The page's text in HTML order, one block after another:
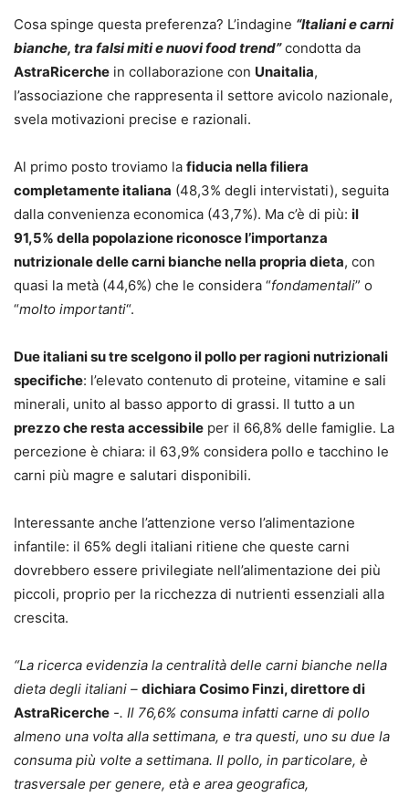
Cosa spinge questa preferenza? L’indagine “Italiani e carni
bianche, tra falsi miti e nuovi food trend”condotta da
AstraRicerche in collaborazione con Unaitalia,
l’associazione che rappresenta il settore avicolo nazionale,
svela motivazioni precise e razionali.
Al primo posto troviamo la fiducia nella filiera
completamente italiana (48,3% degli intervistati), seguita
dalla convenienza economica (43,7%). Ma c’è di più: il
91,5% della popolazione riconosce l’importanza
nutrizionale delle carni bianche nella propria dieta, con
quasi la metà (44,6%) che le considera “fondamentali” o
“molto importanti“.
Due italiani su tre scelgono il pollo per ragioni nutrizionali
specifiche: l’elevato contenuto di proteine, vitamine e sali
minerali, unito al basso apporto di grassi. Il tutto a un
prezzo che resta accessibile per il 66,8% delle famiglie. La
percezione è chiara: il 63,9% considera pollo e tacchino le
carni più magre e salutari disponibili.
Interessante anche l’attenzione verso l’alimentazione
infantile: il 65% degli italiani ritiene che queste carni
dovrebbero essere privilegiate nell’alimentazione dei più
piccoli, proprio per la ricchezza di nutrienti essenziali alla
crescita.
“La ricerca evidenzia la centralità delle carni bianche nella
dieta degli italiani – dichiara Cosimo Finzi, direttore di
AstraRicerche -. Il 76,6% consuma infatti carne di pollo
almeno una volta alla settimana, e tra questi, uno su due la
consuma più volte a settimana. Il pollo, in particolare, è
trasversale per genere, età e area geografica,